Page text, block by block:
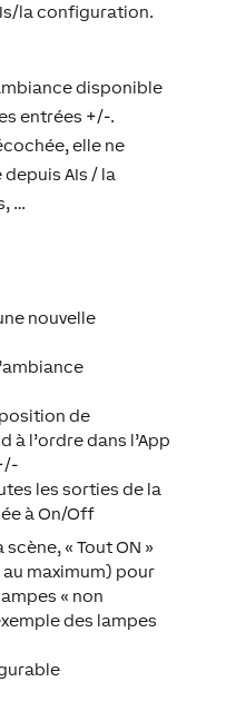
la configuration.
disponible
entrées +/-.
elle ne
AIs / la
…
nouvelle
de
à l’ordre dans l’App
les sorties de la
à On/Off
« Tout ON »
maximum) pour
« non
des lampes